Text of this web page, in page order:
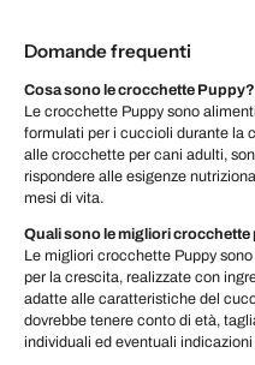
Domande frequenti
Cosa sono le crocchette Puppy?
Le crocchette Puppy sono
formulati per i cuccioli durante la
alle crocchette per cani adulti,
rispondere alle esigenze
mesi di vita.
Quali sono le migliori crocchette
Le migliori crocchette Puppy
per la crescita, realizzate con
adatte alle caratteristiche del
dovrebbe tenere conto di età,
individuali ed eventuali